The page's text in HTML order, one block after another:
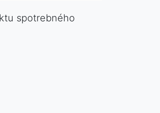
spotrebného